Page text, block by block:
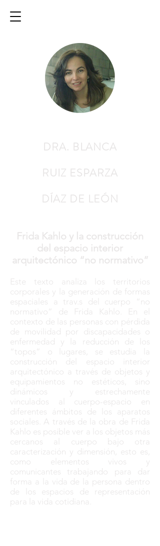
DRA. BLANCA
RUIZ ESPARZA
DÍAZ DE LEÓN
Frida Kahlo y la construcción
del espacio interior
arquitectónico “no normativo”
Este texto analiza los territorios
corporales y la generación de formas
espaciales a trav.s del cuerpo “no
normativo” de Frida Kahlo. En el
contexto de las personas con pérdida
de movilidad por discapacidades o
enfermedad y la reducción de los
“topos” o lugares, se estudia la
construcción del espacio interior
arquitectónico a través de objetos y
equipamientos no estéticos, sino
dinámicos y estrechamente
vinculados al cuerpo-espacio en
diferentes ámbitos de los aparatos
sociales. A través de la obra de Frida
Kahlo es posible ver a los objetos más
cercanos al cuerpo bajo otra
caracterización y dimensión, esto es,
como elementos vivos y
comunicantes trabajando para dar
forma a la vida de la persona dentro
de los espacios de representación
para la vida cotidiana.